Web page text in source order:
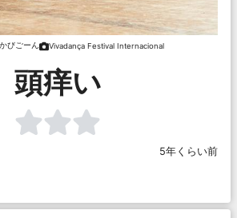
かびごーん Vivadança Festival Internacional
頭痒い
5年くらい前